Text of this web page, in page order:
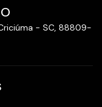
- SC, 88809-